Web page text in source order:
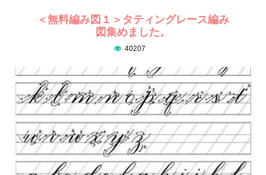
＜無料編み図１＞タティングレース編み
図集めました。
40207